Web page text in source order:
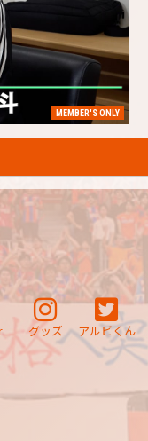
MEMBER'S ONLY
グッズ アルビくん